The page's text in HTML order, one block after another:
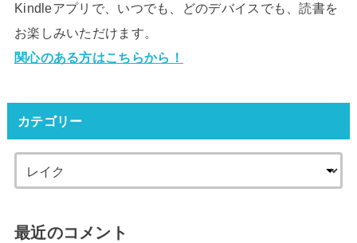
Kindleアプリで、いつでも、どのデバイスでも、読書を
お楽しみいただけます。
関心のある方はこちらから！
カテゴリー
最近のコメント